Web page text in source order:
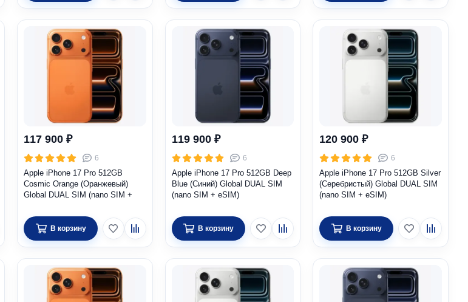
117 900 ₽
6
Apple iPhone 17 Pro 512GB
Cosmic Orange (Оранжевый)
Global DUAL SIM (nano SIM +
В корзину
119 900 ₽
6
Apple iPhone 17 Pro 512GB Deep
Blue (Синий) Global DUAL SIM
(nano SIM + eSIM)
В корзину
120 900 ₽
6
Apple iPhone 17 Pro 512GB Silver
(Серебристый) Global DUAL SIM
(nano SIM + eSIM)
В корзину